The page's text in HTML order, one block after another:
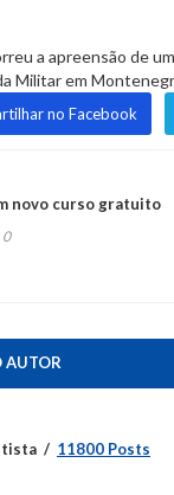
a apreensão de
Militar em
no Facebook
novo curso gratuito
0
AUTOR
11800 Posts